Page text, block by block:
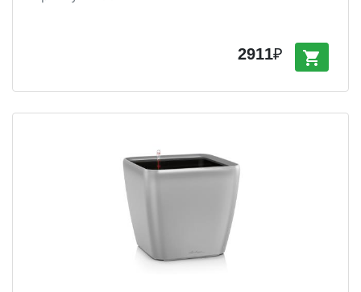
2911₽ shopping_cart